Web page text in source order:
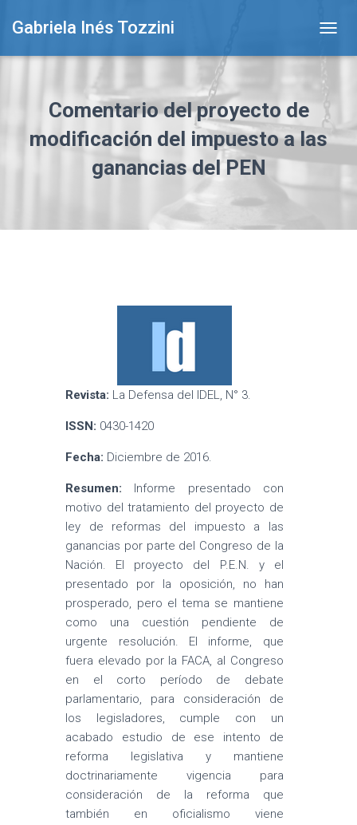
Gabriela Inés Tozzini
O
E
Comentario del proyecto de
modificación del impuesto a las
ganancias del PEN
Revista: La Defensa del IDEL, N° 3.
ISSN: 0430-1420
Fecha: Diciembre de 2016.
Resumen: Informe presentado con
motivo del tratamiento del proyecto de
ley de reformas del impuesto a las
ganancias por parte del Congreso de la
Nación. El proyecto del P.E.N. y el
presentado por la oposición, no han
prosperado, pero el tema se mantiene
como una cuestión pendiente de
urgente resolución. El informe, que
fuera elevado por la FACA, al Congreso
en el corto período de debate
parlamentario, para consideración de
los legisladores, cumple con un
acabado estudio de ese intento de
reforma legislativa y mantiene
doctrinariamente vigencia para
consideración de la reforma que
también en oficialismo viene